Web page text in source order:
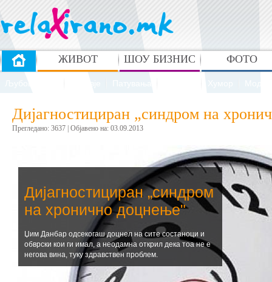
ЖИВОТ ШОУ БИЗНИС ФОТО
Дијагностициран „синдром на
Прегледано: 3637 | Oбјавено на: 03.09.2013
Дијагностициран „синдром
на хронично доцнење"
Џим Данбар одсекогаш доцнел на сите состаноци и
обврски кои ги имал, а неодамна открил дека тоа не е
негова вина, туку здравствен проблем.